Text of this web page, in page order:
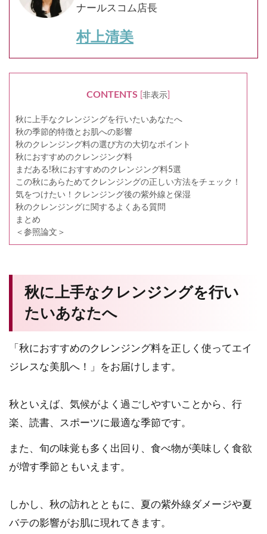
ナールスコム店長
村上清美
CONTENTS 非表示
秋に上手なクレンジングを行いたいあなたへ
秋の季節的特徴とお肌への影響
秋のクレンジング料の選び方の大切なポイント
秋におすすめのクレンジング料
まだある!秋におすすめのクレンジング料5選
この秋にあらためてクレンジングの正しい方法をチェック！
気をつけたい！クレンジング後の紫外線と保湿
秋のクレンジングに関するよくある質問
まとめ
＜参照論文＞
秋に上手なクレンジングを行い
たいあなたへ
「秋におすすめのクレンジング料を正しく使ってエイ
ジレスな美肌へ！」をお届けします。
秋といえば、気候がよく過ごしやすいことから、行
楽、読書、スポーツに最適な季節です。
また、旬の味覚も多く出回り、食べ物が美味しく食欲
が増す季節ともいえます。
しかし、秋の訪れとともに、夏の紫外線ダメージや夏
バテの影響がお肌に現れてきます。